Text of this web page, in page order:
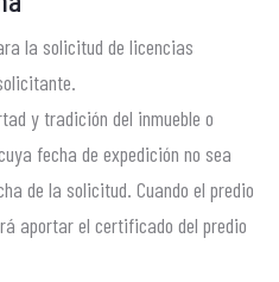
la solicitud de licencias
y tradición del inmueble o
fecha de expedición no sea
de la solicitud. Cuando el predio
aportar el certificado del predio